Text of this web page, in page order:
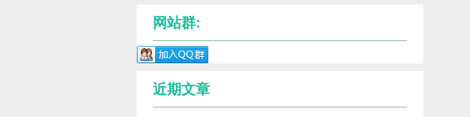
网站群:
近期文章